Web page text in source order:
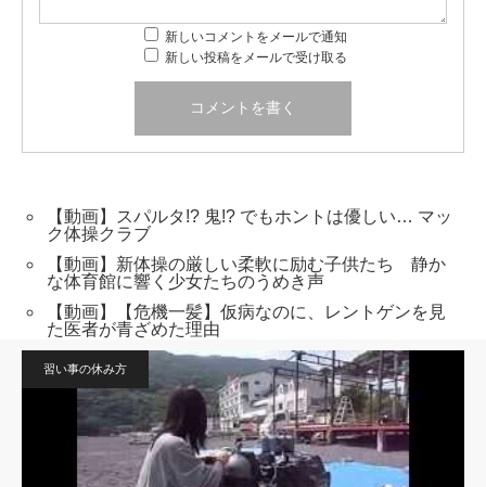
新しいコメントをメールで通知
新しい投稿をメールで受け取る
【動画】スパルタ!? 鬼!? でもホントは優しい… マッ
ク体操クラブ
【動画】新体操の厳しい柔軟に励む子供たち 静か
な体育館に響く少女たちのうめき声
【動画】【危機一髪】仮病なのに、レントゲンを見
た医者が青ざめた理由
習い事の休み方